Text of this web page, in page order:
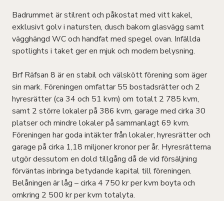
Badrummet är stilrent och påkostat med vitt kakel,
exklusivt golv i natursten, dusch bakom glasvägg samt
vägghängd WC och handfat med spegel ovan. Infällda
spotlights i taket ger en mjuk och modern belysning.
Brf Räfsan 8 är en stabil och välskött förening som äger
sin mark. Föreningen omfattar 55 bostadsrätter och 2
hyresrätter (ca 34 och 51 kvm) om totalt 2 785 kvm,
samt 2 större lokaler på 386 kvm, garage med cirka 30
platser och mindre lokaler på sammanlagt 69 kvm.
Föreningen har goda intäkter från lokaler, hyresrätter och
garage på cirka 1,18 miljoner kronor per år. Hyresrätterna
utgör dessutom en dold tillgång då de vid försäljning
förväntas inbringa betydande kapital till föreningen.
Belåningen är låg – cirka 4 750 kr per kvm boyta och
omkring 2 500 kr per kvm totalyta.